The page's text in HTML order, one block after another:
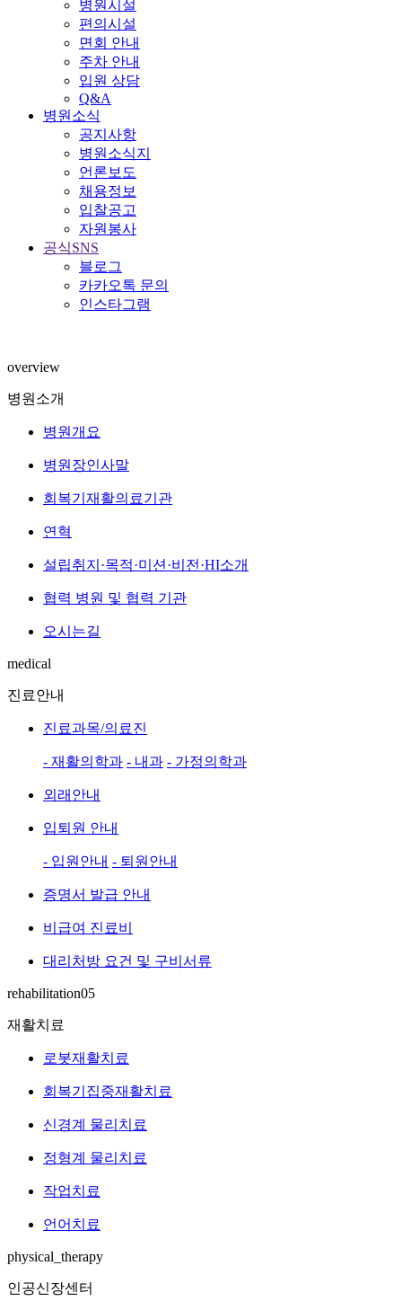
병원시설
편의시설
면회 안내
주차 안내
입원 상담
Q&A
병원소식
공지사항
병원소식지
언론보도
채용정보
입찰공고
자원봉사
공식SNS
블로그
카카오톡 문의
인스타그램
overview
병원소개
병원개요
병원장인사말
회복기재활의료기관
연혁
설립취지·목적·미션·비전·HI소개
협력 병원 및 협력 기관
오시는길
medical
진료안내
진료과목/의료진
- 재활의학과 - 내과 - 가정의학과
외래안내
입퇴원 안내
- 입원안내 - 퇴원안내
증명서 발급 안내
비급여 진료비
대리처방 요건 및 구비서류
rehabilitation05
재활치료
로봇재활치료
회복기집중재활치료
신경계 물리치료
정형계 물리치료
작업치료
언어치료
physical_therapy
인공신장센터